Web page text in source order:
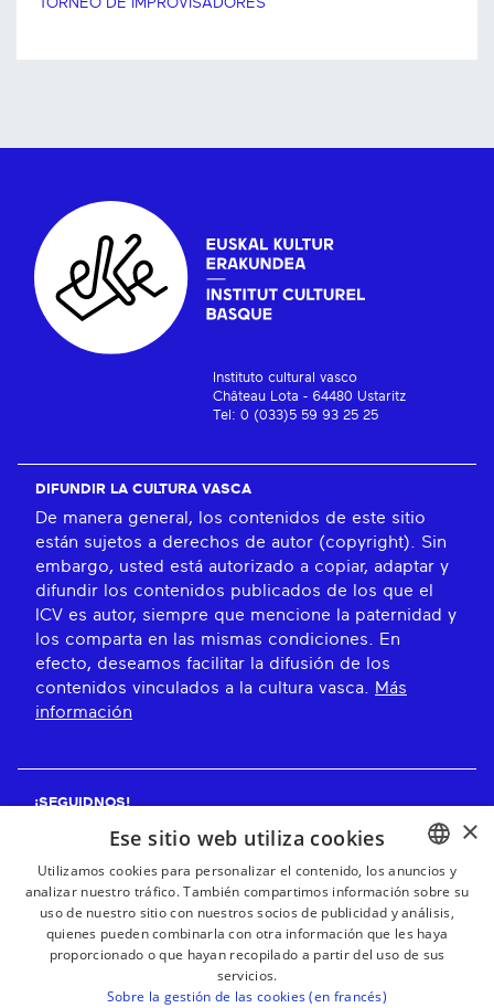
TORNEO DE IMPROVISADORES
Instituto cultural vasco
Château Lota - 64480 Ustaritz
Tel: 0 (033)5 59 93 25 25
DIFUNDIR LA CULTURA VASCA
De manera general, los contenidos de este sitio
están sujetos a derechos de autor (copyright). Sin
embargo, usted está autorizado a copiar, adaptar y
difundir los contenidos publicados de los que el
ICV es autor, siempre que mencione la paternidad y
los comparta en las mismas condiciones. En
efecto, deseamos facilitar la difusión de los
contenidos vinculados a la cultura vasca.
Más
información
¡SEGUIDNOS!
¡RECIBE NUESTROS BOLETINES!
Suscribirse
BASQUE
FRENCH
×
Ese sitio web utiliza cookies
Utilizamos cookies para personalizar el contenido, los anuncios y
analizar nuestro tráfico. También compartimos información sobre su
uso de nuestro sitio con nuestros socios de publicidad y análisis,
quienes pueden combinarla con otra información que les haya
proporcionado o que hayan recopilado a partir del uso de sus
servicios.
Sobre la gestión de las cookies (en francés)